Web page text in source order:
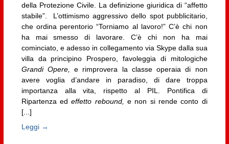
della Protezione Civile. La definizione giuridica di “affetto
stabile”. L’ottimismo aggressivo dello spot pubblicitario,
che ordina perentorio “Torniamo al lavoro!” C’è chi non
ha mai smesso di lavorare. C’è chi non ha mai
cominciato, e adesso in collegamento via Skype dalla sua
villa da principino Prospero, favoleggia di mitologiche
Grandi Opere,
e rimprovera la classe operaia di non
avere voglia d’andare in paradiso, di dare troppa
importanza alla vita, rispetto al PIL. Pontifica di
Ripartenza edeffetto rebound,e non si rende conto di
[...]
Leggi →